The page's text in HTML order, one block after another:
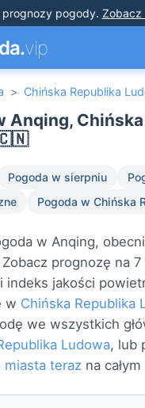
prognozy pogody. Zobacz
vip
> Chińska Republika
Anqing,
🇨🇳
Pogoda w sierpniu
Pogoda w Chińska
w Anqing,
Zobacz prognozę na
indeks jakości
w Chińska Republika
we wszystkich
Ludowa, lub
miasta teraz na